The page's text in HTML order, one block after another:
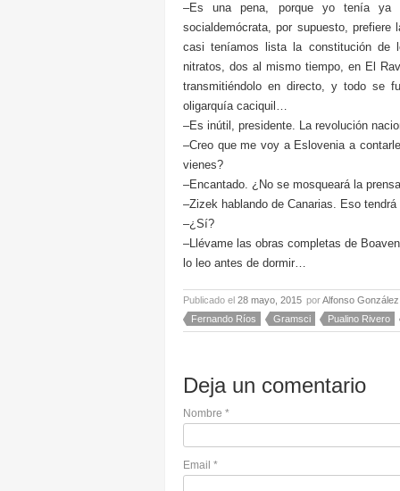
–Es una pena, porque yo tenía ya
socialdemócrata, por supuesto,
casi teníamos lista la constitución de
nitratos, dos al mismo tiempo, en El
transmitiéndolo en directo, y todo se
oligarquía caciquil…
–Es inútil, presidente. La revolución
–Creo que me voy a Eslovenia a
vienes?
–Encantado. ¿No se mosqueará la
–Zizek hablando de Canarias. Eso
–¿Sí?
–Llévame las obras completas de
lo leo antes de dormir…
Publicado el 28 mayo, 2015 porAlfonso
Fernando Ríos
Gramsci Pualino Rivero
Deja un comentario
Nombre *
Email *